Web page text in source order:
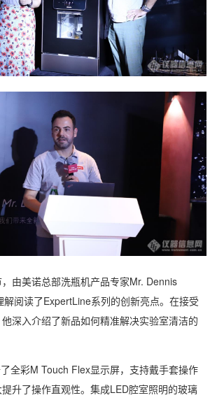
美诺总部洗瓶机产品专家Mr. Dennis
阅读了ExpertLine系列的创新亮点。在接受
深入介绍了新品如何精准解决实验室清洁的
彩M Touch Flex显示屏，支持戴手套操作
升了操作直观性。集成LED腔室照明的玻璃